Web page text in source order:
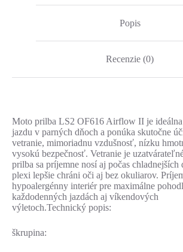
Popis
Recenzie (0)
Moto prilba LS2 OF616 Airflow II je
jazdu v parných dňoch a ponúka skutočne
vetranie, mimoriadnu vzdušnosť, nízku
vysokú bezpečnosť. Vetranie je
prilba sa príjemne nosí aj počas
plexi lepšie chráni oči aj bez okuliarov.
hypoalergénny interiér pre maximálne
každodenných jazdách aj víkendových
výletoch.Technický popis:
škrupina: